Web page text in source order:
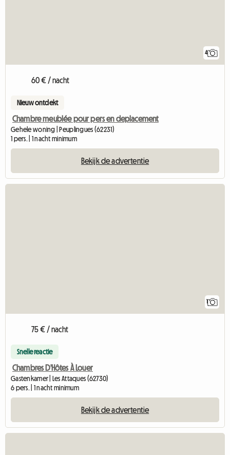
4
60 € / nacht
Nieuw ontdekt
Chambre meublée pour pers en deplacement
Gehele woning | Peuplingues (62231)
1 pers. | 1 nacht minimum
Bekijk de advertentie
1
75 € / nacht
Snelle reactie
Chambres D'Hôtes À Louer
Gastenkamer | Les Attaques (62730)
6 pers. | 1 nacht minimum
Bekijk de advertentie